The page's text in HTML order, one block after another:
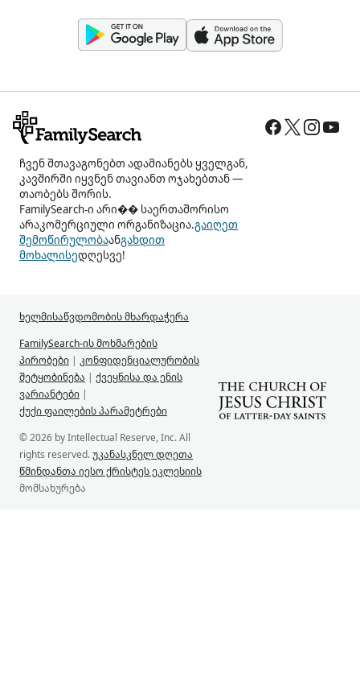
ჩვენ შთავაგონებთ ადამიანებს ყველგან,
კავშირში იყვნენ თავიანთ ოჯახებთან —
თაობებს შორის.
FamilySearch-ი არი�� საერთაშორისო
არაკომერციული ორგანიზაცია.გაიღეთ
შემოწირულობაანგახდით
მოხალისედღესვე!
ხელმისაწვდომობის მხარდაჭერა
FamilySearch-ის მოხმარების
პირობები | კონფიდენციალურობის
შეტყობინება | ქვეყნისა და ენის
ვარიანტები |
ქუქი ფაილების პარამეტრები
© 2026 by Intellectual Reserve, Inc. All
rights reserved.უკანასკნელ დღეთა
წმინდანთა იესო ქრისტეს ეკლესიის
მომსახურება